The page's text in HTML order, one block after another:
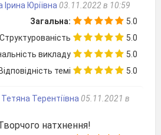
уроках та як
жанри мистецтва.
уважними.
Ірина Юріївна 03.11.2022 в 10:59
Загальна:
5.0
Структурованість
5.0
викладу
5.0
Відповідність темі
5.0
Терентіївна 05.11.2021 в
натхнення!